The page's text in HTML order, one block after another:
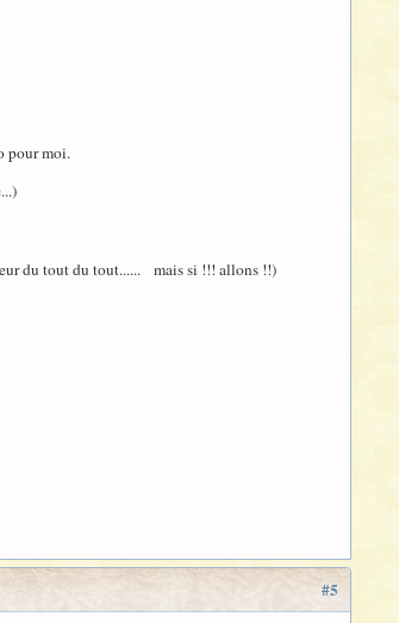
pour moi.
du tout du tout...... mais si !!! allons !!)
#5